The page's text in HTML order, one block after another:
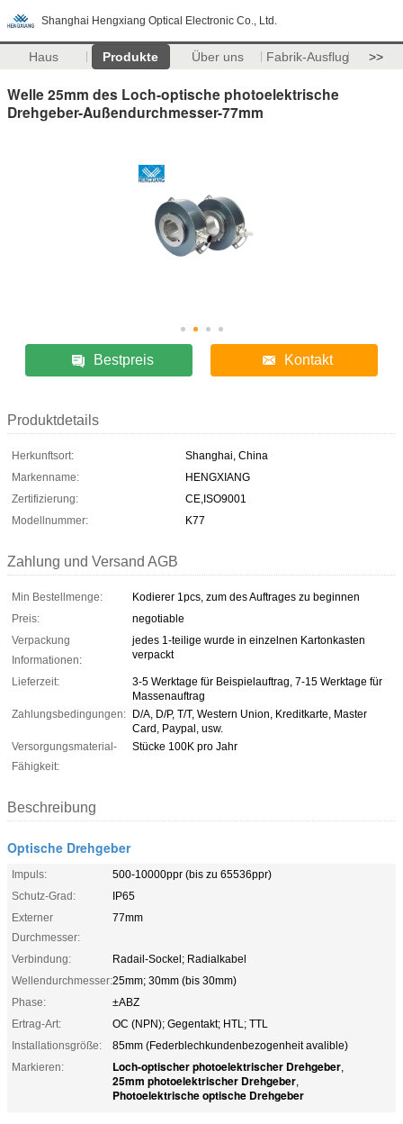
Shanghai Hengxiang Optical Electronic Co., Ltd.
Haus Produkte Über uns Fabrik-Ausflug >>
Welle 25mm des Loch-optische photoelektrische
Drehgeber-Außendurchmesser-77mm
Bestpreis Kontakt
Produktdetails
Herkunftsort:
Shanghai, China
Markenname:
HENGXIANG
Zertifizierung:
CE,ISO9001
Modellnummer:
K77
Zahlung und Versand AGB
Min Bestellmenge:
Kodierer 1pcs, zum des Auftrages zu beginnen
Preis:
negotiable
Verpackung
Informationen:
jedes 1-teilige wurde in einzelnen Kartonkasten
verpackt
Lieferzeit:
3-5 Werktage für Beispielauftrag, 7-15 Werktage für
Massenauftrag
Zahlungsbedingungen: D/A, D/P, T/T, Western Union, Kreditkarte, Master
Card, Paypal, usw.
Versorgungsmaterial-
Fähigkeit:
Stücke 100K pro Jahr
Beschreibung
Optische Drehgeber
Impuls:
500-10000ppr (bis zu 65536ppr)
Schutz-Grad:
IP65
Externer
Durchmesser:
77mm
Verbindung:
Radail-Sockel; Radialkabel
Wellendurchmesser:25mm; 30mm (bis 30mm)
Phase:
±ABZ
Ertrag-Art:
OC (NPN); Gegentakt; HTL; TTL
Installationsgröße:
85mm (Federblechkundenbezogenheit avalible)
Markieren:
Loch-optischer photoelektrischer Drehgeber,
25mm photoelektrischer Drehgeber,
Photoelektrische optische Drehgeber